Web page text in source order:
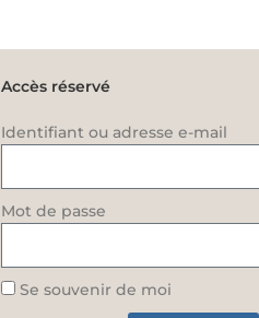
Accès réservé
Identifiant ou adresse e-mail
Mot de passe
Se souvenir de moi